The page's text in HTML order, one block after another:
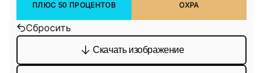
ПЛЮС 50 ПРОЦЕНТОВ ОХРА
Сбросить
Скачать изображение